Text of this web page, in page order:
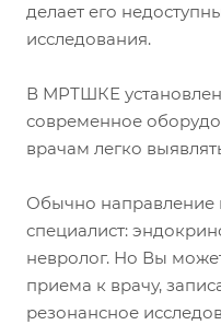
делает его
исследования.
В МРТШКЕ
современное
врачам легко
Обычно направление
специалист:
невролог. Но Вы
приема к врачу,
резонансное